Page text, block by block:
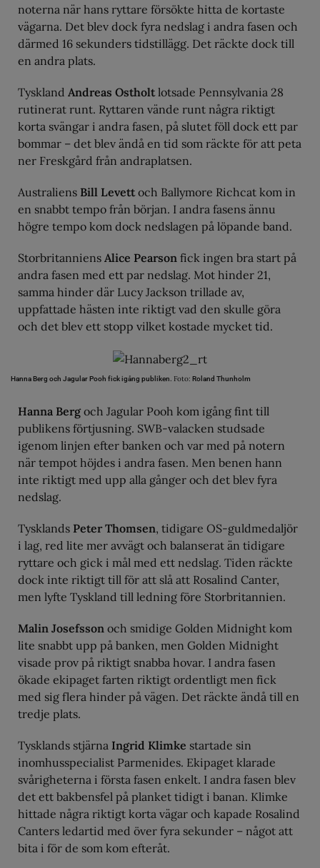
noterna när hans ryttare försökte hitta de kortaste
vägarna. Det blev dock fyra nedslag i andra fasen och
därmed 16 sekunders tidstillägg. Det räckte dock till
en andra plats.
Tyskland Andreas Ostholtlotsade Pennsylvania 28
rutinerat runt. Ryttaren vände runt några riktigt
korta svängar i andra fasen, på slutet föll dock ett par
bommar – det blev ändå en tid som räckte för att peta
ner Freskgård från andraplatsen.
Australiens Bill Levettoch Ballymore Richcat kom in
en snabbt tempo från början. I andra fasens ännu
högre tempo kom dock nedslagen på löpande band.
Storbritanniens Alice Pearson fick ingen bra start på
andra fasen med ett par nedslag. Mot hinder 21,
samma hinder där Lucy Jackson trillade av,
uppfattade hästen inte riktigt vad den skulle göra
och det blev ett stopp vilket kostade mycket tid.
Hanna Berg och Jagular Pooh fick igång publiken. Foto: Roland Thunholm
Hanna Bergoch Jagular Pooh kom igång fint till
publikens förtjusning. SWB-valacken studsade
igenom linjen efter banken och var med på notern
när tempot höjdes i andra fasen. Men benen hann
inte riktigt med upp alla gånger och det blev fyra
nedslag.
Tysklands Peter Thomsen, tidigare OS-guldmedaljör
i lag, red lite mer avvägt och balanserat än tidigare
ryttare och gick i mål med ett nedslag. Tiden räckte
dock inte riktigt till för att slå att Rosalind Canter,
men lyfte Tyskland till ledning före Storbritannien.
Malin Josefsson och smidige Golden Midnight kom
lite snabbt upp på banken, men Golden Midnight
visade prov på riktigt snabba hovar. I andra fasen
ökade ekipaget farten riktigt ordentligt men fick
med sig flera hinder på vägen. Det räckte ändå till en
tredje plats.
Tysklands stjärna Ingrid Klimke startade sin
inomhusspecialist Parmenides. Ekipaget klarade
svårigheterna i första fasen enkelt. I andra fasen blev
det ett bakbensfel på planket tidigt i banan. Klimke
hittade några riktigt korta vägar och kapade Rosalind
Canters ledartid med över fyra sekunder – något att
bita i för de som kom efteråt.